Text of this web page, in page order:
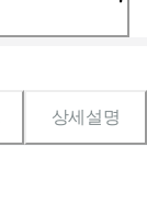
상세설명